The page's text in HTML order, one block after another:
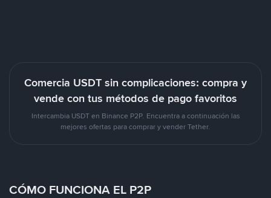
Comercia USDT sin complicaciones: compra y
vende con tus métodos de pago favoritos
Intercambia USDT en Binance P2P. Encuentra a continuación las
mejores ofertas para comprar y vender Tether.
CÓMO FUNCIONA EL P2P